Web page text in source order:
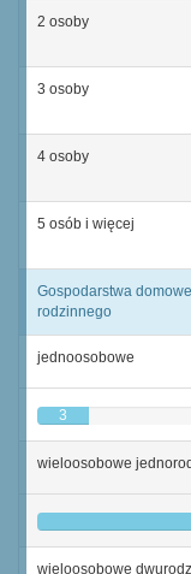
2 osoby
3 osoby
4 osoby
5 osób i więcej
Gospodarstwa
rodzinnego
jednoosobowe
3
wieloosobowe
wieloosobowe